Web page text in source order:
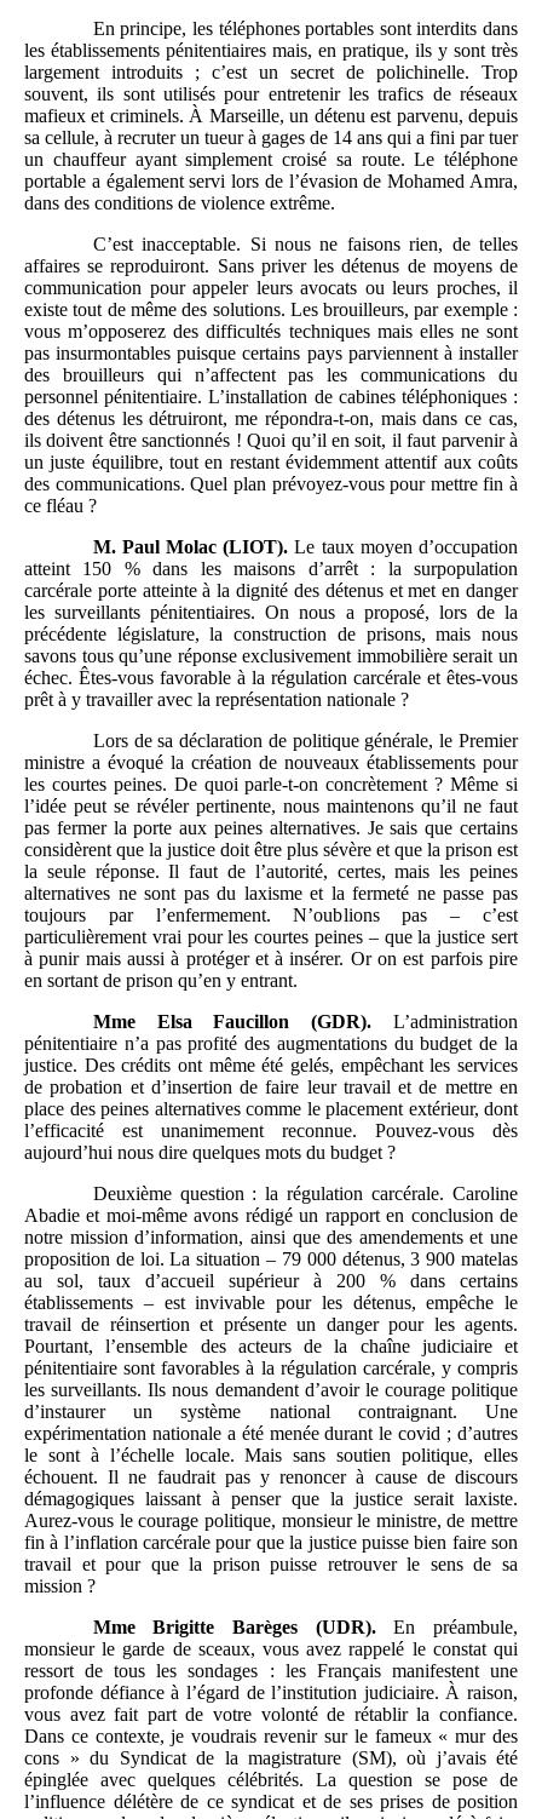
En principe, les téléphones portables sont interdits dans
les établissements pénitentiaires mais, en pratique, ils y sont très
largement introduits ; c’est un secret de polichinelle. Trop
souvent, ils sont utilisés pour entretenir les trafics de réseaux
mafieux et criminels. À Marseille, un détenu est parvenu, depuis
sa cellule, à recruter un tueur à gages de 14 ans qui a fini par tuer
un chauffeur ayant simplement croisé sa route. Le téléphone
portable a également servi lors de l’évasion de Mohamed Amra,
dans des conditions de violence extrême.
C’est inacceptable. Si nous ne faisons rien, de telles
affaires se reproduiront. Sans priver les détenus de moyens de
communication pour appeler leurs avocats ou leurs proches, il
existe tout de même des solutions. Les brouilleurs, par exemple :
vous m’opposerez des difficultés techniques mais elles ne sont
pas insurmontables puisque certains pays parviennent à installer
des brouilleurs qui n’affectent pas les communications du
personnel pénitentiaire. L’installation de cabines téléphoniques :
des détenus les détruiront, me répondra-t-on, mais dans ce cas,
ils doivent être sanctionnés ! Quoi qu’il en soit, il faut parvenir à
un juste équilibre, tout en restant évidemment attentif aux coûts
des communications. Quel plan prévoyez-vous pour mettre fin à
ce fléau ?
M. Paul Molac (LIOT). Le taux moyen d’occupation
atteint 150 % dans les maisons d’arrêt : la surpopulation
carcérale porte atteinte à la dignité des détenus et met en danger
les surveillants pénitentiaires. On nous a proposé, lors de la
précédente législature, la construction de prisons, mais nous
savons tous qu’une réponse exclusivement immobilière serait un
échec. Êtes-vous favorable à la régulation carcérale et êtes-vous
prêt à y travailler avec la représentation nationale ?
Lors de sa déclaration de politique générale, le Premier
ministre a évoqué la création de nouveaux établissements pour
les courtes peines. De quoi parle-t-on concrètement ? Même si
l’idée peut se révéler pertinente, nous maintenons qu’il ne faut
pas fermer la porte aux peines alternatives. Je sais que certains
considèrent que la justice doit être plus sévère et que la prison est
la seule réponse. Il faut de l’autorité, certes, mais les peines
alternatives ne sont pas du laxisme et la fermeté ne passe pas
toujours par l’enfermement. N’oublions pas – c’est
particulièrement vrai pour les courtes peines – que la justice sert
à punir mais aussi à protéger et à insérer. Or on est parfois pire
en sortant de prison qu’en y entrant.
Mme
Elsa Faucillon (GDR). L’administration
pénitentiaire n’a pas profité des augmentations du budget de la
justice. Des crédits ont même été gelés, empêchant les services
de probation et d’insertion de faire leur travail et de mettre en
place des peines alternatives comme le placement extérieur, dont
l’efficacité est unanimement reconnue. Pouvez-vous dès
aujourd’hui nous dire quelques mots du budget ?
Deuxième question : la régulation carcérale. Caroline
Abadie et moi-même avons rédigé un rapport en conclusion de
notre mission d’information, ainsi que des amendements et une
proposition de loi. La situation – 79 000 détenus, 3 900 matelas
au sol, taux d’accueil supérieur à 200 % dans certains
établissements – est invivable pour les détenus, empêche le
travail de réinsertion et présente un danger pour les agents.
Pourtant, l’ensemble des acteurs de la chaîne judiciaire et
pénitentiaire sont favorables à la régulation carcérale, y compris
les surveillants. Ils nous demandent d’avoir le courage politique
d’instaurer un système national contraignant. Une
expérimentation nationale a été menée durant le covid ; d’autres
le sont à l’échelle locale. Mais sans soutien politique, elles
échouent. Il ne faudrait pas y renoncer à cause de discours
démagogiques laissant à penser que la justice serait laxiste.
Aurez-vous le courage politique, monsieur le ministre, de mettre
fin à l’inflation carcérale pour que la justice puisse bien faire son
travail et pour que la prison puisse retrouver le sens de sa
mission ?
Mme
Brigitte Barèges (UDR).En préambule,
monsieur le garde de sceaux, vous avez rappelé le constat qui
ressort de tous les sondages : les Français manifestent une
profonde défiance à l’égard de l’institution judiciaire. À raison,
vous avez fait part de votre volonté de rétablir la confiance.
Dans ce contexte, je voudrais revenir sur le fameux « mur des
cons » du Syndicat de la magistrature (SM), où j’avais été
épinglée avec quelques célébrités. La question se pose de
l’influence délétère de ce syndicat et de ses prises de position